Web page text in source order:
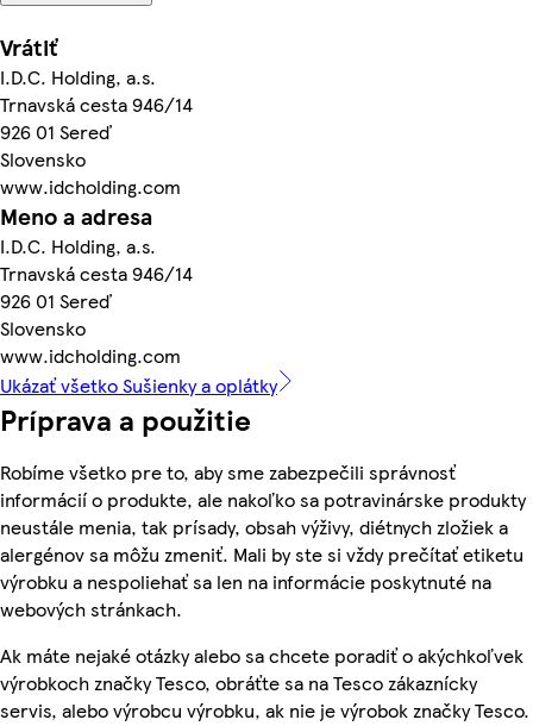
Vrátiť
I.D.C. Holding, a.s.
Trnavská cesta 946/14
926 01 Sereď
Slovensko
www.idcholding.com
Meno a adresa
I.D.C. Holding, a.s.
Trnavská cesta 946/14
926 01 Sereď
Slovensko
www.idcholding.com
Ukázať všetko Sušienky a oplátky
Príprava a použitie
Robíme všetko pre to, aby sme zabezpečili správnosť
informácií o produkte, ale nakoľko sa potravinárske produkty
neustále menia, tak prísady, obsah výživy, diétnych zložiek a
alergénov sa môžu zmeniť. Mali by ste si vždy prečítať etiketu
výrobku a nespoliehať sa len na informácie poskytnuté na
webových stránkach.
Ak máte nejaké otázky alebo sa chcete poradiť o akýchkoľvek
výrobkoch značky Tesco, obráťte sa na Tesco zákaznícky
servis, alebo výrobcu výrobku, ak nie je výrobok značky Tesco.